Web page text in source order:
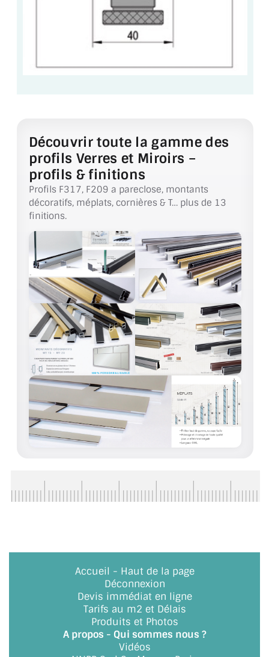
CONNECTEURS ET ASSEMBLAGE DE VERRES
PLATS ET CORNIÈRES
LES CHARNIÈRES DE PORTE EN VERRE
JOINTS D'ÉTANCHÉITÉS
FIXATION GARDES CORPS
SYSTÈMES PIVOTANTS
SYSTÈMES COULISSANTS
LE CATALOGUE ACCESSOIRES
(STROMBINOSCOPE)
ACCESSOIRES EN PROMOTIONS
EXEMPLES, RÉALISATIONS, INSPIRATIONS
NUANCIER RAL
COMMENT COUPER DU VERRE ?
CONSEILS / AIDE
A PROPOS DE LA LIVRAISON
MON PANIER
NOUS CONTACTER
Découvrir toute la gamme des
profils Verres et Miroirs –
profils & finitions
Profils F317, F209 a pareclose, montants
décoratifs, méplats, cornières & T… plus de 13
finitions.
Accueil - Haut de la page
Déconnexion
Devis immédiat en ligne
Tarifs au m2 et Délais
Produits et Photos
A propos - Qui sommes nous ?
Vidéos